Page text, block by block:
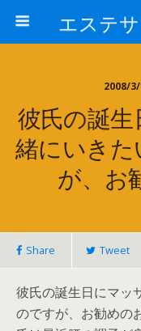
2008/
彼氏の誕
緒にいき
が、お
Share Tweet
彼氏の誕生日にマッ
のですが、お勧めの